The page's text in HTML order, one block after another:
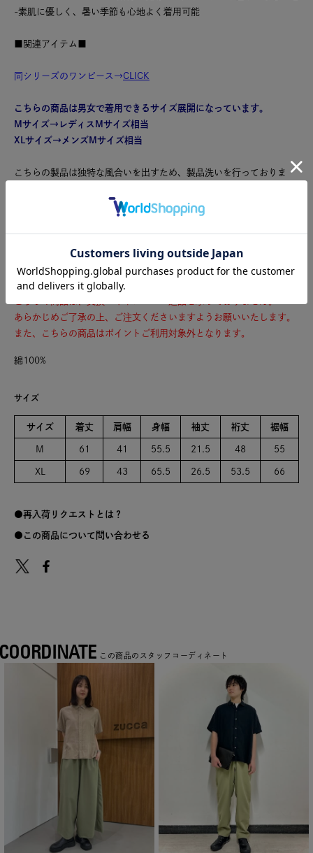
-素肌に優しく、暑い季節も心地よく着用可能
■関連アイテム■
同シリーズのワンピース→CLICK
こちらの商品は男女で着用できるサイズ展開になっています。
Mサイズ→レディスMサイズ相当
XLサイズ→メンズMサイズ相当
こちらの製品は独特な風合いを出すため、製品洗いを行っておりま
さい。ご家庭で手洗い可能です。
中国製
※商品のカラーは、商品単体の画像をご参照ください。
あらかじめご了承の上、ご注文くださいますようお願いいたします。
また、こちらの商品はポイントご利用対象外となります。
綿100%
サイズ
サイズ 着丈 肩幅 身幅 袖丈 裄丈 裾幅
M 61 41 55.5 21.5 48 55
XL 69 43 65.5 26.5 53.5 66
再入荷リクエストとは？
この商品について問い合わせる
この商品のスタッフコーディネート